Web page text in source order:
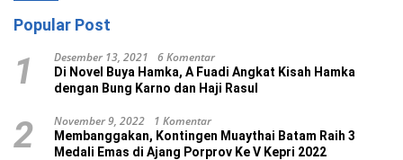
Popular Post
1 Desember 13, 2021 6 Komentar
Di Novel Buya Hamka, A Fuadi Angkat Kisah Hamka
dengan Bung Karno dan Haji Rasul
2 November 9, 2022 1 Komentar
Membanggakan, Kontingen Muaythai Batam Raih 3
Medali Emas di Ajang Porprov Ke V Kepri 2022